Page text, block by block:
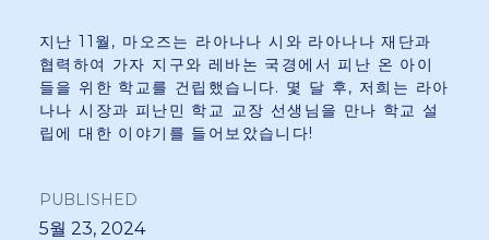
지난 11월, 마오즈는 라아나나 시와 라아나나 재단과
협력하여 가자 지구와 레바논 국경에서 피난 온 아이
들을 위한 학교를 건립했습니다. 몇 달 후, 저희는 라아
나나 시장과 피난민 학교 교장 선생님을 만나 학교 설
립에 대한 이야기를 들어보았습니다!
PUBLISHED
5월 23, 2024